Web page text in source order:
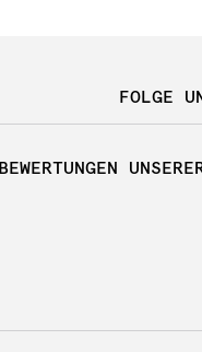
FOLGE
BEWERTUNGEN